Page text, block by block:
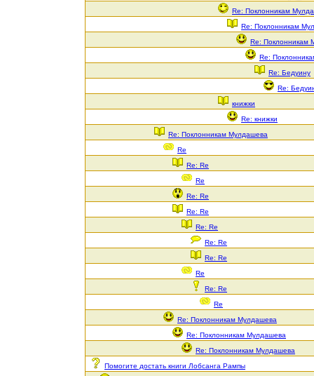
Re: Поклонникам
Re: Поклонникам
Re: Поклонникам
Re:
Re: Бедуину
Re:
книжки
Re: книжки
Re: Поклонникам Мулдашева
Re
Re: Re
Re
Re: Re
Re: Re
Re: Re
Re: Re
Re: Re
Re
Re: Re
Re
Re: Поклонникам Мулдашева
Re: Поклонникам Мулдашева
Re: Поклонникам Мулдашева
Помогите достать книги Лобсанга Рампы